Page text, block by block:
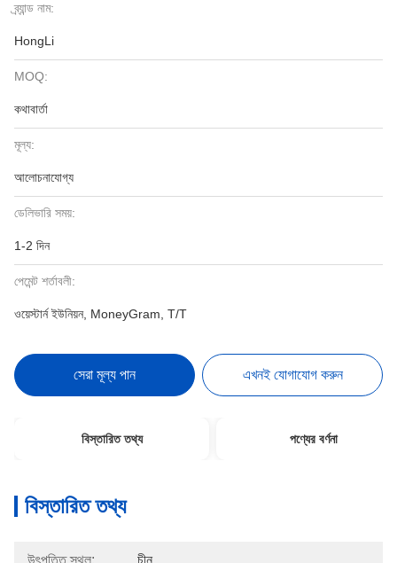
ব্র্যান্ড নাম:
HongLi
MOQ:
কথাবার্তা
মূল্য:
আলোচনাযোগ্য
ডেলিভারি সময়:
1-2 দিন
পেমেন্ট শর্তাবলী:
ওয়েস্টার্ন ইউনিয়ন, MoneyGram, T/T
সেরা মূল্য পান এখনই যোগাযোগ করুন
বিস্তারিত তথ্য পণ্যের বর্ণনা
বিস্তারিত তথ্য
উৎপত্তি স্থল: চীন